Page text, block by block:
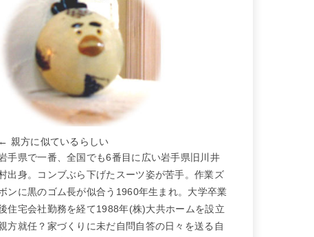
← 親方に似ているらしい
手県で一番、全国でも6番目に広い岩手県旧川井
出身。コンブぶら下げたスーツ姿が苦手。作業ズ
ンに黒のゴム長が似合う1960年生まれ。大学卒業
住宅会社勤務を経て1988年(株)大共ホームを設立
方就任？家づくりに未だ自問自答の日々を送る自